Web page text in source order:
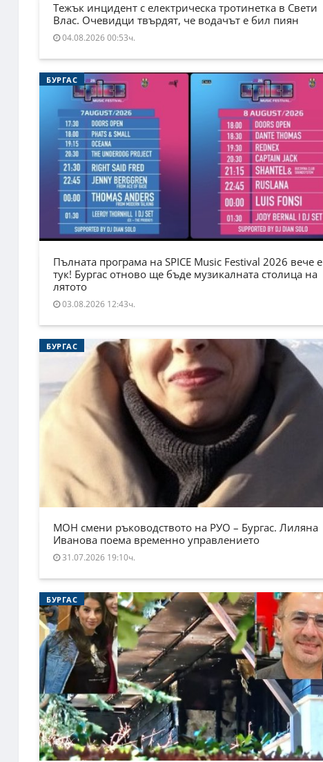
Тежък инцидент с електрическа тротинетка в Свети
Влас. Очевидци твърдят, че водачът е бил пиян
04.08.2026 00:53ч.
БУРГАС
Пълната програма на SPICE Music Festival 2026 вече е
тук! Бургас отново ще бъде музикалната столица на
лятото
03.08.2026 12:43ч.
БУРГАС
МОН смени ръководството на РУО – Бургас. Лиляна
Иванова поема временно управлението
31.07.2026 19:10ч.
БУРГАС